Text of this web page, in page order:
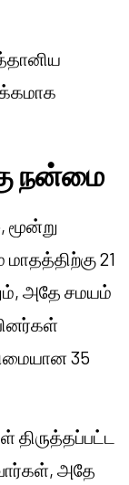
நன்மை
21
அதே சமயம்
35
அதே